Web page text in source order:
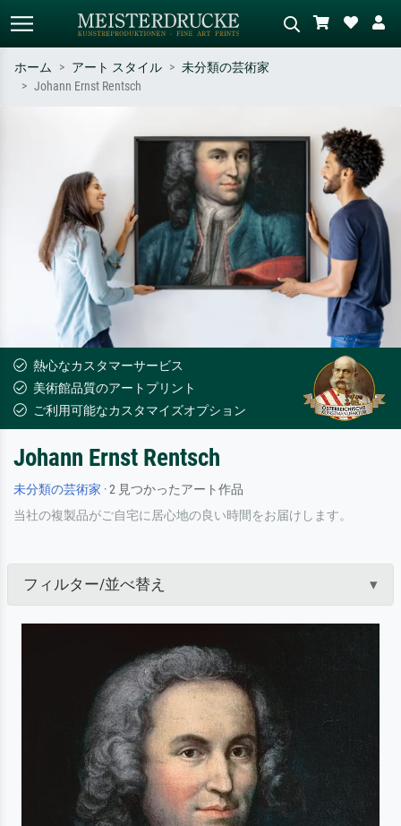
– 例：モネ、星月夜、印象派、北
シーンを説明してください – 例：
緑の草原、赤の多い抽象画、暗い
油絵、木のそばの立ち姿のヌー
ホーム アート スタイル
未分類の芸術家
Johann Ernst Rentsch
熱心なカスタマーサービス
美術館品質のアートプリント
ご利用可能なカスタマイズオプション
Johann Ernst Rentsch
未分類の芸術家 · 2 見つかったアート作品
当社の複製品がご自宅に居心地の良い時間をお届けします。
フィルター/並べ替え